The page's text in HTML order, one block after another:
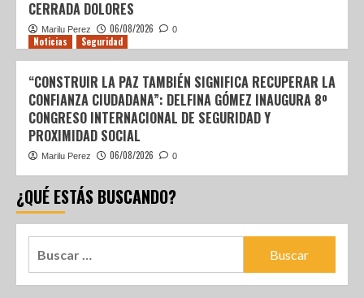
CERRADA DOLORES
Marilu Perez 06/08/2026 0
Noticias Seguridad
“CONSTRUIR LA PAZ TAMBIÉN SIGNIFICA RECUPERAR LA
CONFIANZA CIUDADANA”: DELFINA GÓMEZ INAUGURA 8º
CONGRESO INTERNACIONAL DE SEGURIDAD Y
PROXIMIDAD SOCIAL
Marilu Perez 06/08/2026 0
¿QUÉ ESTÁS BUSCANDO?